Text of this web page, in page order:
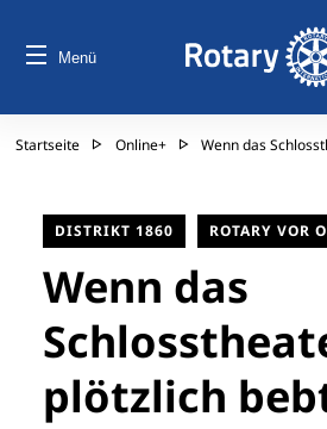
Menü
Startseite Online+ Wenn das
DISTRIKT 1860 ROTARY VOR
Wenn das
plötzlich